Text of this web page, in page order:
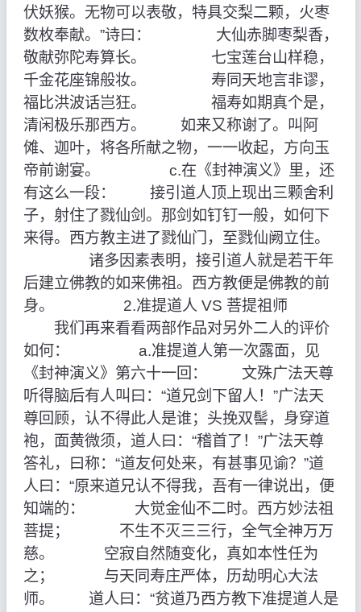
伏妖猴。无物可以表敬，特具交梨二颗，火枣
数枚奉献。”诗曰： 大仙赤脚枣梨香，
敬献弥陀寿算长。 七宝莲台山样稳，
千金花座锦般妆。 寿同天地言非谬，
福比洪波话岂狂。 福寿如期真个是，
清闲极乐那西方。 如来又称谢了。叫阿
傩、迦叶，将各所献之物，一一收起，方向玉
帝前谢宴。 c.在《封神演义》里，还
有这么一段： 接引道人顶上现出三颗舍利
子，射住了戮仙剑。那剑如钉钉一般，如何下
来得。西方教主进了戮仙门，至戮仙阙立住。
诸多因素表明，接引道人就是若干年
后建立佛教的如来佛祖。西方教便是佛教的前
身。 2.准提道人 VS 菩提祖师
我们再来看看两部作品对另外二人的评价
如何： a.准提道人第一次露面，见
《封神演义》第六十一回： 文殊广法天尊
听得脑后有人叫曰：“道兄剑下留人！”广法天
尊回顾，认不得此人是谁；头挽双髻，身穿道
袍，面黄微须，道人曰：“稽首了！”广法天尊
答礼，曰称：“道友何处来，有甚事见谕？”道
人曰：“原来道兄认不得我，吾有一律说出，便
知端的： 大觉金仙不二时。西方妙法祖
菩提； 不生不灭三三行，全气全神万万
慈。 空寂自然随变化，真如本性任为
之； 与天同寿庄严体，历劫明心大法
师。 道人曰：“贫道乃西方教下准提道人是